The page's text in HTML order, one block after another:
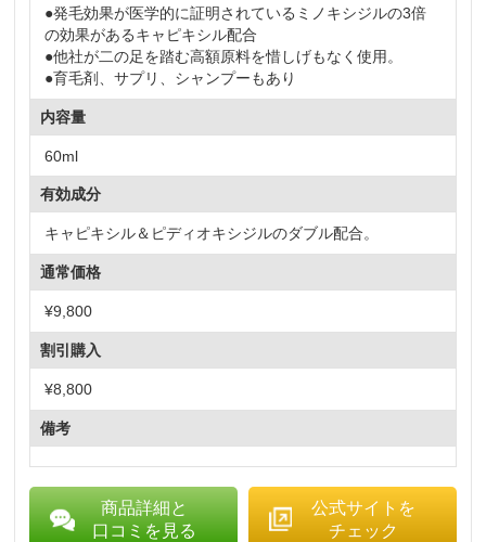
●発毛効果が医学的に証明されているミノキシジルの3倍
の効果があるキャピキシル配合
●他社が二の足を踏む高額原料を惜しげもなく使用。
●育毛剤、サプリ、シャンプーもあり
内容量
60ml
有効成分
キャピキシル＆ピディオキシジルのダブル配合。
通常価格
¥9,800
割引購入
¥8,800
備考
商品詳細と
口コミを見る
公式サイトを
チェック